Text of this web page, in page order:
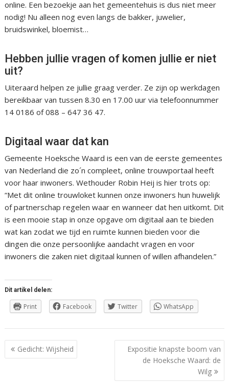
online. Een bezoekje aan het gemeentehuis is dus niet meer
nodig! Nu alleen nog even langs de bakker, juwelier,
bruidswinkel, bloemist…
Hebben jullie vragen of komen jullie er niet
uit?
Uiteraard helpen ze jullie graag verder. Ze zijn op werkdagen
bereikbaar van tussen 8.30 en 17.00 uur via telefoonnummer
14 0186 of 088 – 647 36 47.
Digitaal waar dat kan
Gemeente Hoeksche Waard is een van de eerste gemeentes
van Nederland die zo´n compleet, online trouwportaal heeft
voor haar inwoners. Wethouder Robin Heij is hier trots op:
“Met dit online trouwloket kunnen onze inwoners hun huwelijk
of partnerschap regelen waar en wanneer dat hen uitkomt. Dit
is een mooie stap in onze opgave om digitaal aan te bieden
wat kan zodat we tijd en ruimte kunnen bieden voor die
dingen die onze persoonlijke aandacht vragen en voor
inwoners die zaken niet digitaal kunnen of willen afhandelen.”
Dit artikel delen:
Print Facebook Twitter WhatsApp
Berichtnavigatie
Gedicht: Wijsheid
Expositie knapste boom van
de Hoeksche Waard: de
Wilg